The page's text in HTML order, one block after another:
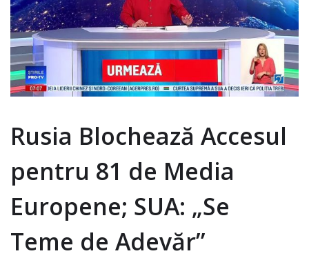
Rusia Blochează Accesul
pentru 81 de Media
Europene; SUA: „Se
Teme de Adevăr”